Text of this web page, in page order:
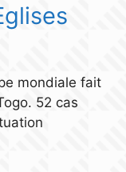
mondiale fait
52 cas